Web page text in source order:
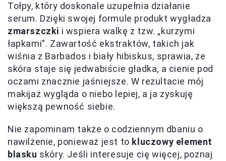
Tołpy, który doskonale uzupełnia działanie
serum. Dzięki swojej formule produkt wygładza
zmarszczki i wspiera walkę z tzw. „kurzymi
łapkami”. Zawartość ekstraktów, takich jak
wiśnia z Barbados i biały hibiskus, sprawia, że
skóra staje się jedwabiście gładka, a cienie pod
oczami znacznie jaśniejsze. W rezultacie mój
makijaż wygląda o niebo lepiej, a ja zyskuję
większą pewność siebie.
Nie zapominam także o codziennym dbaniu o
nawilżenie, ponieważ jest to kluczowy element
blasku skóry. Jeśli interesuje cię więcej, poznaj